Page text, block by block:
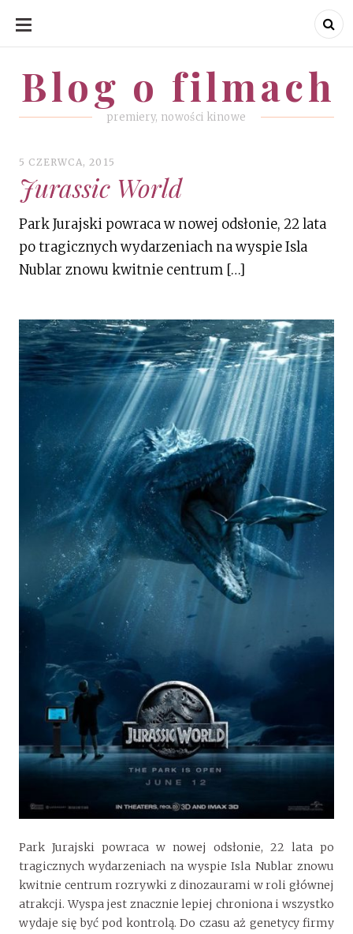
SKIP
CONTENT
Blog o filmach
premiery, nowości kinowe
Blog o filmach
5 CZERWCA, 2015
Jurassic World
Park Jurajski powraca w nowej odsłonie, 22 lata
po tragicznych wydarzeniach na wyspie Isla
Nublar znowu kwitnie centrum […]
Park Jurajski powraca w nowej odsłonie, 22 lata po
tragicznych wydarzeniach na wyspie Isla Nublar znowu
kwitnie centrum rozrywki z dinozaurami w roli głównej
atrakcji. Wyspa jest znacznie lepiej chroniona i wszystko
wydaje się być pod kontrolą. Do czasu aż genetycy firmy